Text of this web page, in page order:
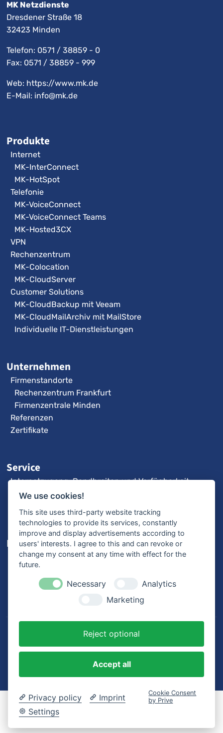
MK Netzdienste
Dresdener Straße 18
32423 Minden
Telefon: 0571 / 38859 - 0
Fax: 0571 / 38859 - 999
Web: https://www.mk.de
E-Mail: info@mk.de
Produkte
Internet
MK-InterConnect
MK-HotSpot
Telefonie
MK-VoiceConnect
MK-VoiceConnect Teams
MK-Hosted3CX
VPN
Rechenzentrum
MK-Colocation
MK-CloudServer
Customer Solutions
MK-CloudBackup mit Veeam
MK-CloudMailArchiv mit MailStore
Individuelle IT-Dienstleistungen
Unternehmen
Firmenstandorte
Rechenzentrum Frankfurt
Firmenzentrale Minden
Referenzen
Zertifikate
Service
Internetzugang: Bandbreiten und Verfügbarkeit
3CX-Videoanleitungen
Karriere
Offene Stellen
Ausbildung
Bewerbungsprozess
MK Netzdienste GmbH & Co. KG
vorbehalten.
Impressum
We use cookies!
This site uses third-party website tracking
technologies to provide its services, constantly
improve and display advertisements according to
users' interests. I agree to this and can revoke or
change my consent at any time with effect for the
future.
Necessary
Analytics
Marketing
Reject optional
Accept all
Privacy policy
Imprint
Settings
Cookie Consent
by Prive